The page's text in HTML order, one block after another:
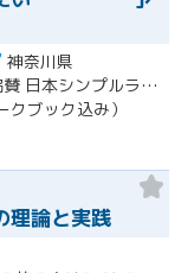
神奈川県
予防介助認定協会 協賛 日本シンプルラーニング協会 楽な動きの学習会
ブック込み）
理論と実践